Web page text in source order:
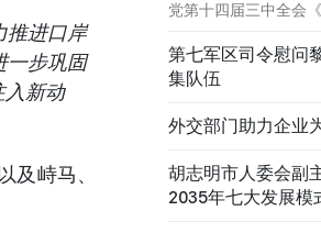
推进口岸
一步巩固
入新动
峙马、
党第十四届三中全会《
第七军区司令慰问
集队伍
外交部门助力企业
胡志明市人委会副
2035年七大发展模